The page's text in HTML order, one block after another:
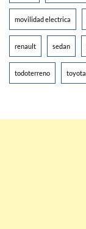
movilidad electrica
renault sedan
todoterreno toyota